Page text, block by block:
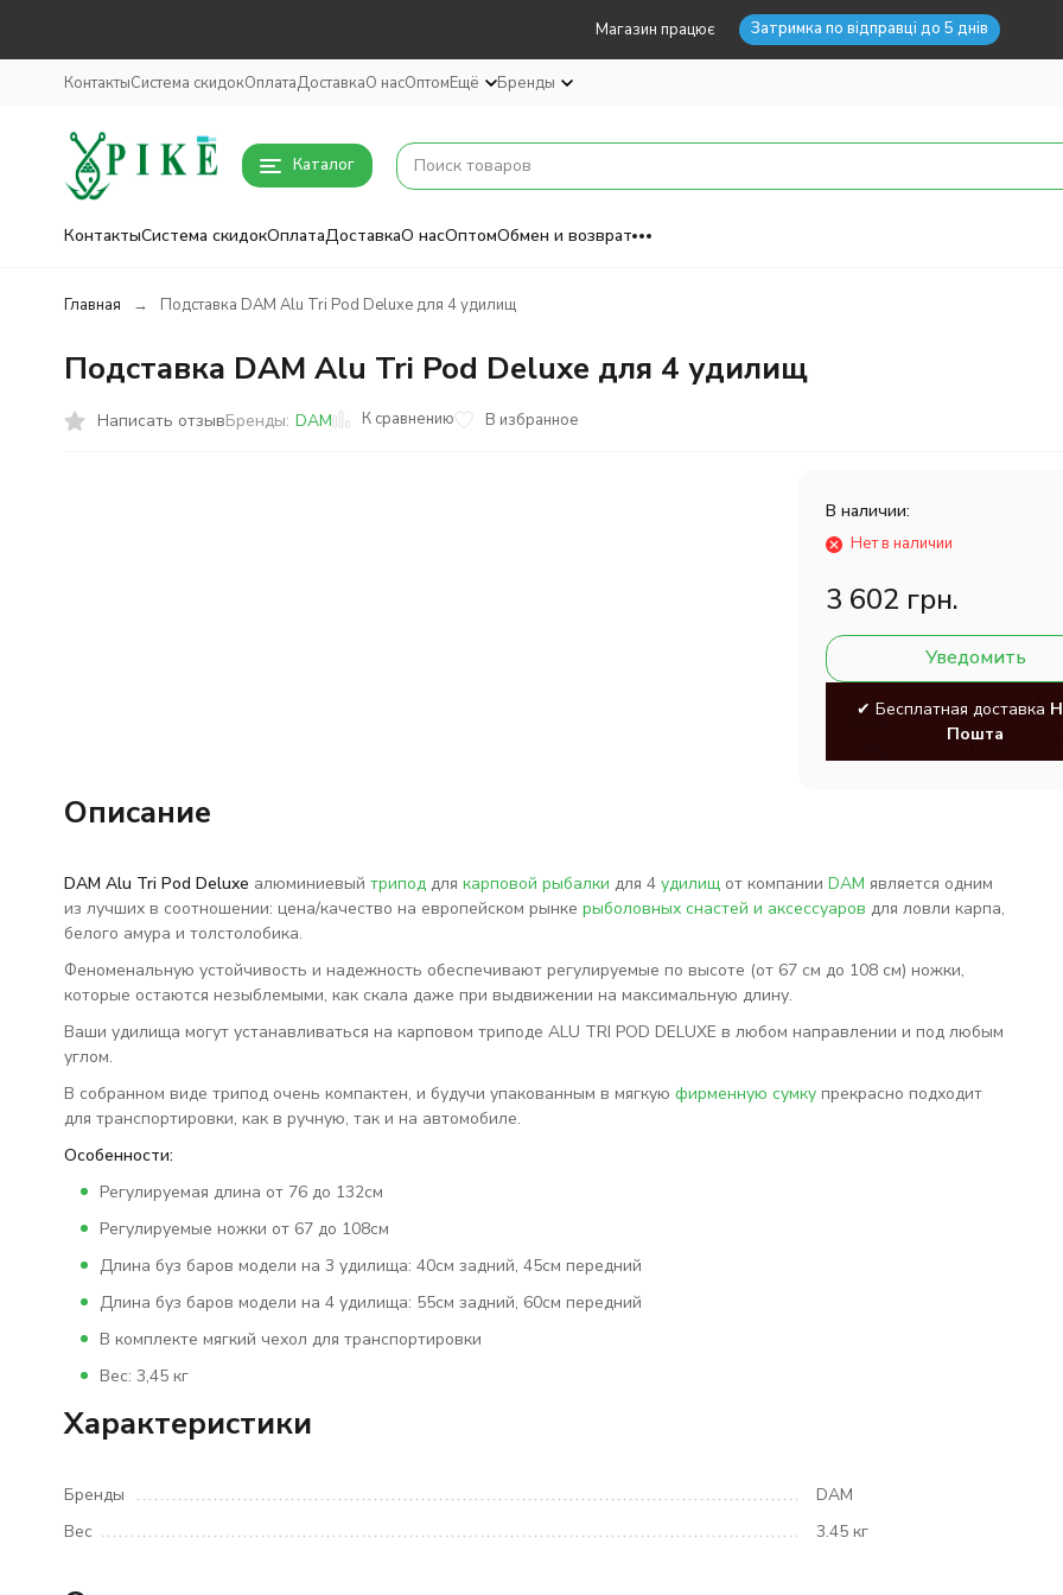
Магазин працює Затримка по відправці до 5 днів
КонтактыСистема скидокОплатаДоставкаО насОптомЕщё Бренды
Каталог
КонтактыСистема скидокОплатаДоставкаО насОптомОбмен и возврат
Главная Подставка DAM Alu Tri Pod Deluxe для 4 удилищ
Подставка DAM Alu Tri Pod Deluxe для 4 удилищ
Написать отзывБренды: DAM К сравнению В избранное
В наличии:
Нет в наличии
3 602 грн.
Уведомить
✔ Бесплатная доставка
Пошта
Описание
DAM Alu Tri Pod Deluxe алюминиевый триподдля карповой рыбалки для 4 удилищот компании DAM является одним
из лучших в соотношении: цена/качество на европейском рынке рыболовных снастей и аксессуаров для ловли карпа,
белого амура и толстолобика.
Феноменальную устойчивость и надежность обеспечивают регулируемые по высоте (от 67 см до 108 см) ножки,
которые остаются незыблемыми, как скала даже при выдвижении на максимальную длину.
Ваши удилища могут устанавливаться на карповом триподе ALU TRI POD DELUXE в любом направлении и под любым
углом.
В собранном виде трипод очень компактен, и будучи упакованным в мягкую фирменную сумкупрекрасно подходит
для транспортировки, как в ручную, так и на автомобиле.
Особенности:
Регулируемая длина от 76 до 132см
Регулируемые ножки от 67 до 108см
Длина буз баров модели на 3 удилища: 40см задний, 45см передний
Длина буз баров модели на 4 удилища: 55см задний, 60см передний
В комплекте мягкий чехол для транспортировки
Вес: 3,45 кг
Характеристики
Бренды
DAM
Вес
3.45 кг